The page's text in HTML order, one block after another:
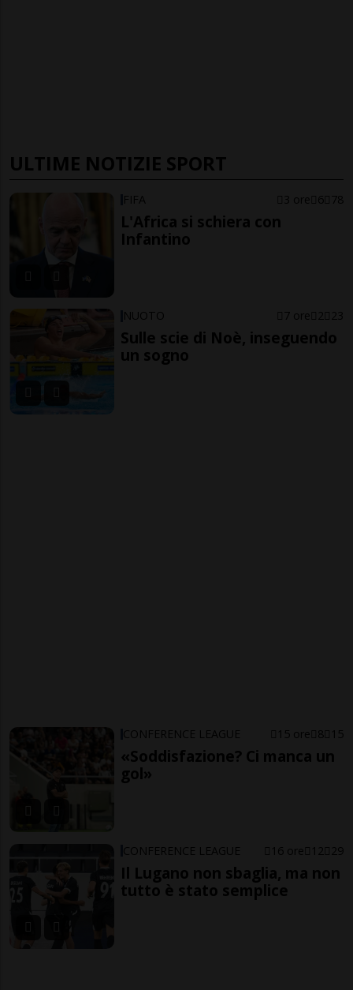
ULTIME NOTIZIE SPORT
FIFA 3 ore 6 78
L'Africa si schiera con
Infantino
NUOTO 7 ore 2 23
Sulle scie di Noè, inseguendo
un sogno
CONFERENCE LEAGUE 15 ore 8 15
«Soddisfazione? Ci manca un
gol»
CONFERENCE LEAGUE 16 ore 12 29
Il Lugano non sbaglia, ma non
tutto è stato semplice